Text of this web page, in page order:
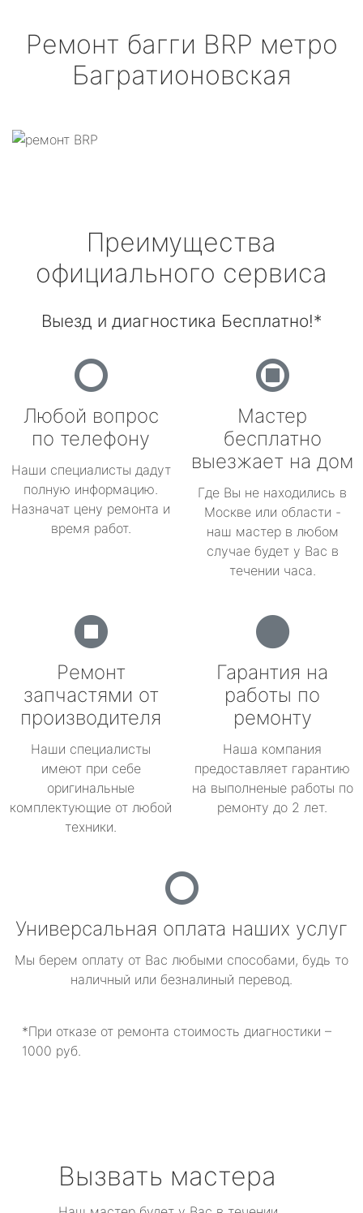
Ремонт багги BRP метро
Багратионовская
Преимущества
официального сервиса
Выезд и диагностика Бесплатно!*
Любой вопрос
по телефону
Наши специалисты дадут
полную информацию.
Назначат цену ремонта и
время работ.
Мастер
бесплатно
выезжает на дом
Где Вы не находились в
Москве или области -
наш мастер в любом
случае будет у Вас в
течении часа.
Ремонт
запчастями от
производителя
Наши специалисты
имеют при себе
оригинальные
комплектующие от любой
техники.
Гарантия на
работы по
ремонту
Наша компания
предоставляет гарантию
на выполненые работы по
ремонту до 2 лет.
Универсальная оплата наших услуг
Мы берем оплату от Вас любыми способами, будь то
наличный или безналиный перевод.
*При отказе от ремонта стоимость диагностики –
1000 руб.
Вызвать мастера